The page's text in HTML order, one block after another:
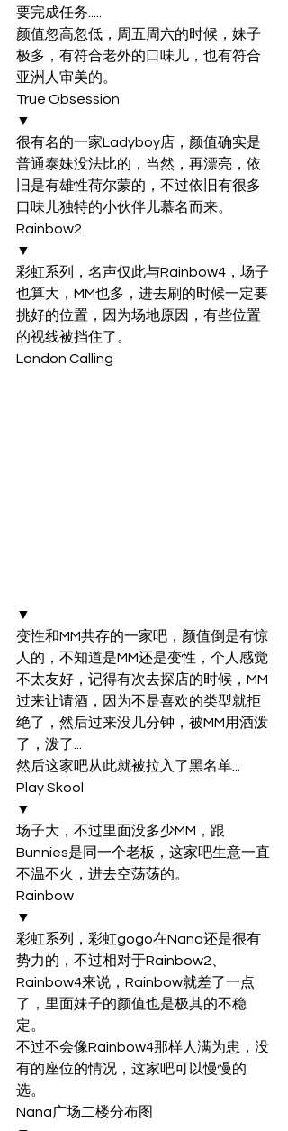
要完成任务.....
颜值忽高忽低，周五周六的时候，妹子
极多，有符合老外的口味儿，也有符合
亚洲人审美的。
True Obsession
▼
很有名的一家Ladyboy店，颜值确实是
普通泰妹没法比的，当然，再漂亮，依
旧是有雄性荷尔蒙的，不过依旧有很多
口味儿独特的小伙伴儿慕名而来。
Rainbow2
▼
彩虹系列，名声仅此与Rainbow4，场子
也算大，MM也多，进去刷的时候一定要
挑好的位置，因为场地原因，有些位置
的视线被挡住了。
London Calling
▼
变性和MM共存的一家吧，颜值倒是有惊
人的，不知道是MM还是变性，个人感觉
不太友好，记得有次去探店的时候，MM
过来让请酒，因为不是喜欢的类型就拒
绝了，然后过来没几分钟，被MM用酒泼
了，泼了...
然后这家吧从此就被拉入了黑名单...
Play Skool
▼
场子大，不过里面没多少MM，跟
Bunnies是同一个老板，这家吧生意一直
不温不火，进去空荡荡的。
Rainbow
▼
彩虹系列，彩虹gogo在Nana还是很有
势力的，不过相对于Rainbow2、
Rainbow4来说，Rainbow就差了一点
了，里面妹子的颜值也是极其的不稳
定。
不过不会像Rainbow4那样人满为患，没
有的座位的情况，这家吧可以慢慢的
选。
Nana广场二楼分布图